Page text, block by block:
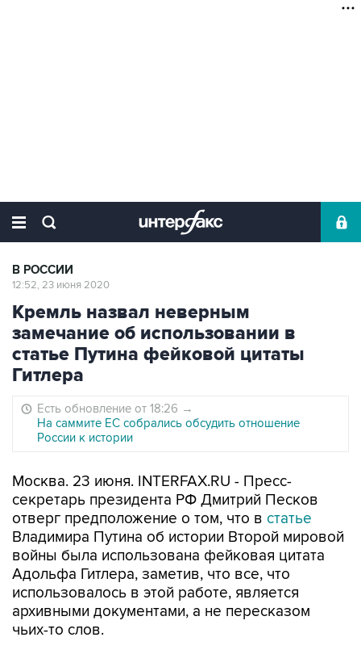
В РОССИИ
12:52, 23 июня 2020
Кремль назвал неверным
замечание об использовании в
статье Путина фейковой цитаты
Гитлера
Есть обновление от 18:26 →
На саммите ЕС собрались обсудить отношение
России к истории
Москва. 23 июня. INTERFAX.RU - Пресс-
секретарь президента РФ Дмитрий Песков
отверг предположение о том, что в статье
Владимира Путина об истории Второй мировой
войны была использована фейковая цитата
Адольфа Гитлера, заметив, что все, что
использовалось в этой работе, является
архивными документами, а не пересказом
чьих-то слов.